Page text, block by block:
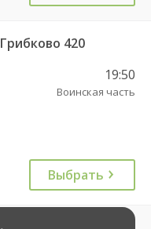
420
19:50
Воинская часть
Выбрать